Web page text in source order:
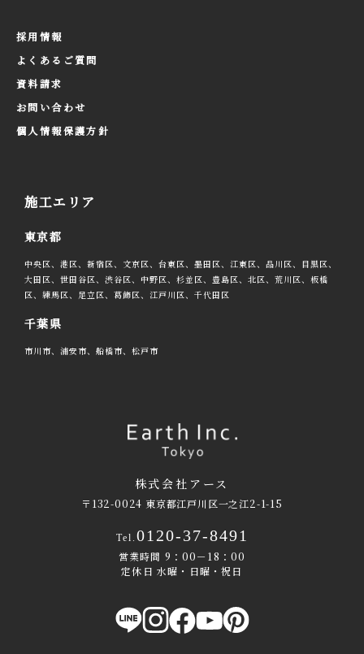
採用情報
よくあるご質問
資料請求
お問い合わせ
個人情報保護方針
施工エリア
東京都
中央区、港区、新宿区、文京区、台東区、墨田区、江東区、品川区、目黒区、
大田区、世田谷区、渋谷区、中野区、杉並区、豊島区、北区、荒川区、板橋
区、練馬区、足立区、葛飾区、江戸川区、千代田区
千葉県
市川市、浦安市、船橋市、松戸市
株式会社アース
〒132-0024 東京都江戸川区一之江2-1-15
Tel. 0120-37-8491
営業時間 9：00－18：00
定休日 水曜・日曜・祝日